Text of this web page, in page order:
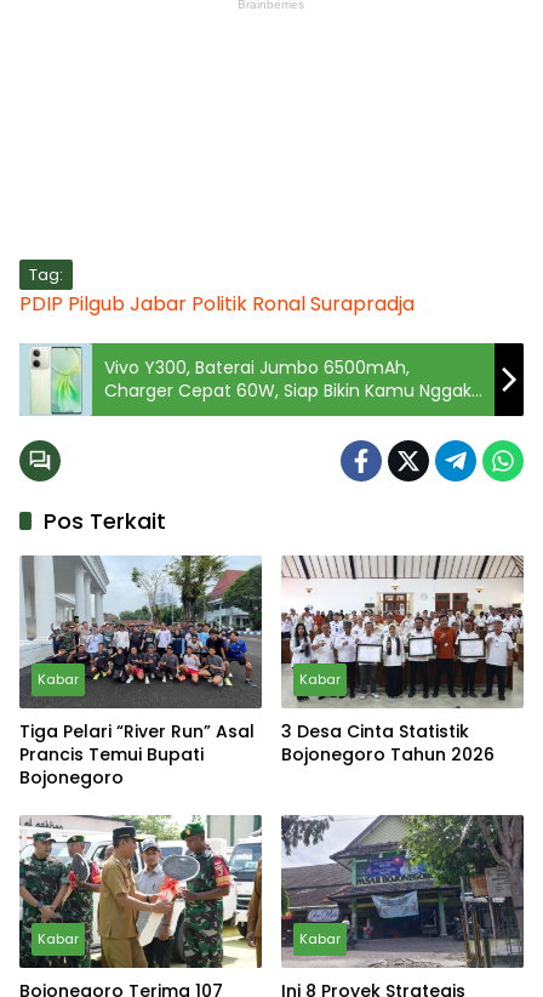
Tag:
PDIP Pilgub Jabar Politik Ronal Surapradja
Vivo Y300, Baterai Jumbo 6500mAh,
Charger Cepat 60W, Siap Bikin Kamu Nggak
Perlu Khawatir Lowbat!
Pos Terkait
Kabar
Tiga Pelari “River Run” Asal
Prancis Temui Bupati
Bojonegoro
Kabar
3 Desa Cinta Statistik
Bojonegoro Tahun 2026
Kabar
Bojonegoro Terima 107
Kabar
Ini 8 Proyek Strategis